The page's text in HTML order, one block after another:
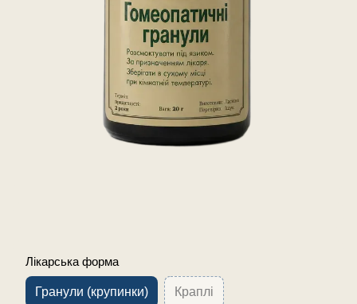
Лікарська форма
Гранули (крупинки) Краплі